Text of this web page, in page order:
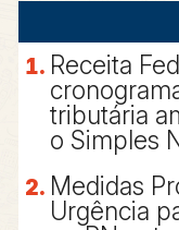
Receita
tributária
o Simples
Medidas
Urgência